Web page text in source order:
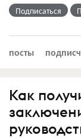
Подписаться
посты
Как